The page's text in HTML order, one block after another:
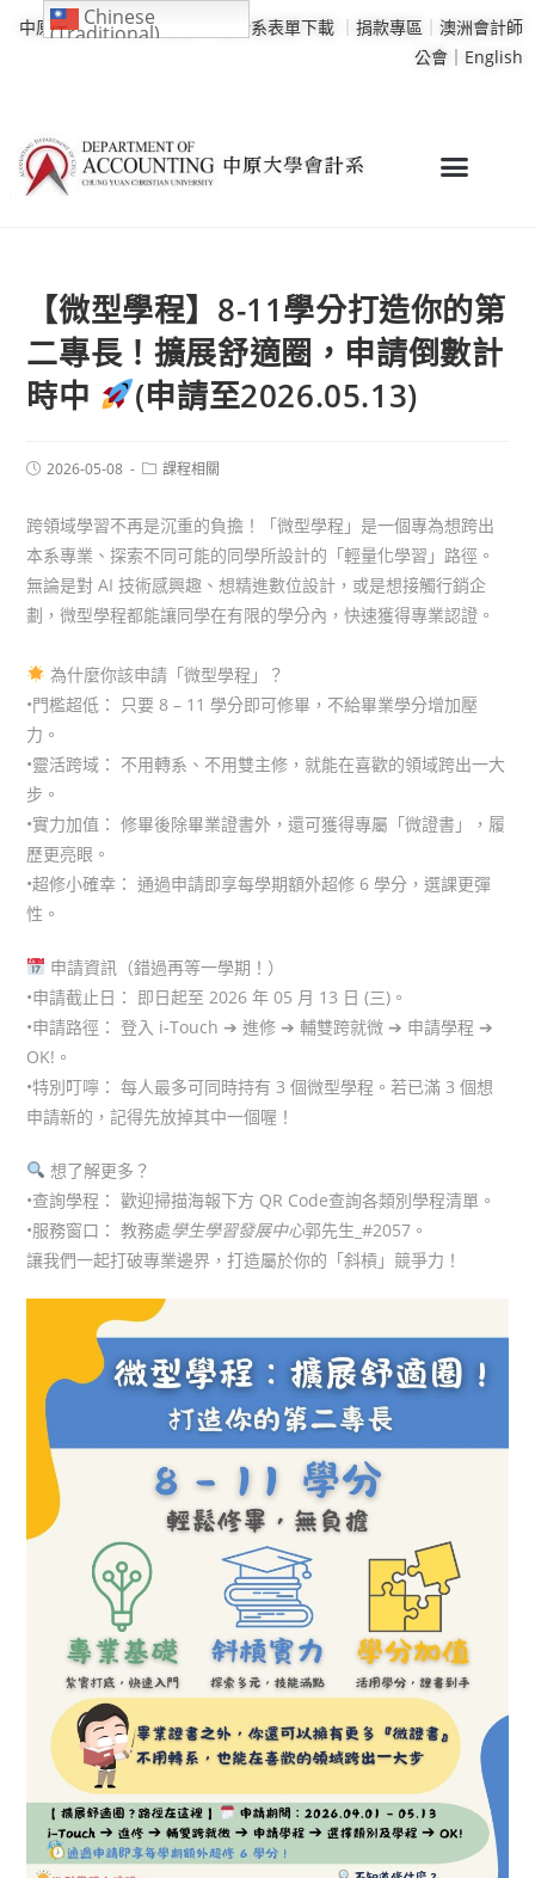
中原大學｜學校行事曆 會計系表單下載 ｜ 捐款專區 ｜ 澳洲會計師
公會｜ English
【微型學程】8-11學分打造你的第
二專長！擴展舒適圈，申請倒數計
時中
(申請至2026.05.13)
2026-05-08 課程相關
跨領域學習不再是沉重的負擔！「微型學程」是一個專為想跨出
本系專業、探索不同可能的同學所設計的「輕量化學習」路徑。
無論是對 AI 技術感興趣、想精進數位設計，或是想接觸行銷企
劃，微型學程都能讓同學在有限的學分內，快速獲得專業認證。
為什麼你該申請「微型學程」？
•門檻超低： 只要 8 – 11 學分即可修畢，不給畢業學分增加壓
力。
•靈活跨域： 不用轉系、不用雙主修，就能在喜歡的領域跨出一大
步。
•實力加值： 修畢後除畢業證書外，還可獲得專屬「微證書」，履
歷更亮眼。
•超修小確幸： 通過申請即享每學期額外超修 6 學分，選課更彈
性。
申請資訊（錯過再等一學期！）
•申請截止日： 即日起至 2026 年 05 月 13 日 (三)。
•申請路徑： 登入 i-Touch ➔ 進修 ➔ 輔雙跨就微 ➔ 申請學程 ➔
OK!。
•特別叮嚀： 每人最多可同時持有 3 個微型學程。若已滿 3 個想
申請新的，記得先放掉其中一個喔！
想了解更多？
•查詢學程： 歡迎掃描海報下方 QR Code查詢各類別學程清單。
•服務窗口： 教務處學生學習發展中心郭先生_#2057。
讓我們一起打破專業邊界，打造屬於你的「斜槓」競爭力！
Chinese
(Traditional)